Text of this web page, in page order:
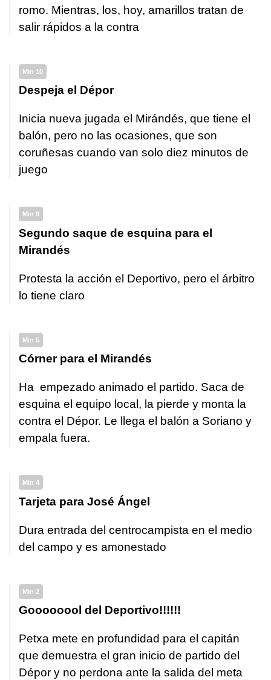
romo. Mientras, los, hoy, amarillos tratan de
salir rápidos a la contra
Min 10
Despeja el Dépor
Inicia nueva jugada el Mirándés, que tiene el
balón, pero no las ocasiones, que son
coruñesas cuando van solo diez minutos de
juego
Min 9
Segundo saque de esquina para el
Mirandés
Protesta la acción el Deportivo, pero el árbitro
lo tiene claro
Min 5
Córner para el Mirandés
Ha empezado animado el partido. Saca de
esquina el equipo local, la pierde y monta la
contra el Dépor. Le llega el balón a Soriano y
empala fuera.
Min 4
Tarjeta para José Ángel
Dura entrada del centrocampista en el medio
del campo y es amonestado
Min 2
Goooooool del Deportivo!!!!!!
Petxa mete en profundidad para el capitán
que demuestra el gran inicio de partido del
Dépor y no perdona ante la salida del meta